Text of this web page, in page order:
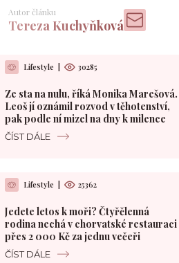
Autor článku
Tereza Kuchyňková
Lifestyle 30285
Ze sta na nulu, říká Monika Marešová.
Leoš jí oznámil rozvod v těhotenství,
pak podle ní mizel na dny k milence
ČÍST DÁLE
Lifestyle 25362
Jedete letos k moři? Čtyřčlenná
rodina nechá v chorvatské restauraci
přes 2 000 Kč za jednu večeři
ČÍST DÁLE